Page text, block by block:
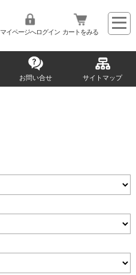
マイページへログイン カートをみる
お問い合せ サイトマップ